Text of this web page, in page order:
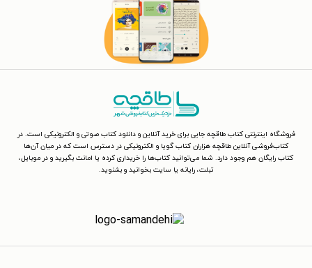
فروشگاه اینترنتی کتاب طاقچه جایی برای خرید آنلاین و دانلود کتاب صوتی و الکترونیکی است. در
کتاب‌فروشی آنلاین طاقچه هزاران کتاب گویا و الکترونیکی در دسترس است که در میان آن‌ها
کتاب رایگان هم وجود دارد. شما می‌توانید کتاب‌ها را خریداری کرده یا امانت بگیرید و در موبایل،
تبلت، رایانه یا سایت بخوانید و بشنوید.